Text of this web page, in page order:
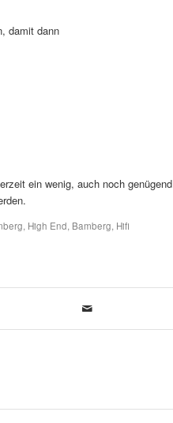
damit dann
ein wenig, auch noch genügend
, High End, Bamberg, Hifi